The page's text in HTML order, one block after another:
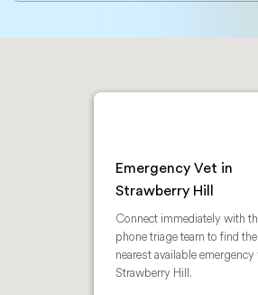
Emergency Vet in
Strawberry Hill
Connect immediately with
phone triage team to find the
nearest available emergency
Strawberry Hill.